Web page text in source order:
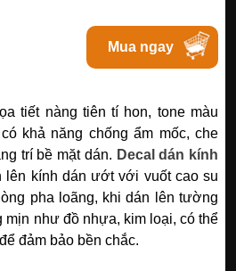
Mua ngay
tiết nàng tiên tí hon, tone màu
có khả năng chống ẩm mốc, che
trí bề mặt dán. Decal dán kính
lên kính dán ướt với vuốt cao su
pha loãng, khi dán lên tường
mịn như đồ nhựa, kim loại, có thể
đảm bảo bền chắc.